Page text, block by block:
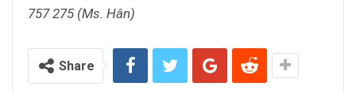
757 275 (Ms. Hân)
Share